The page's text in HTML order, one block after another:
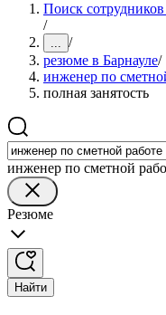
Поиск сотрудников
/
... /
резюме в Барнауле/
инженер по
полная занятость
инженер по сметной
Резюме
Найти